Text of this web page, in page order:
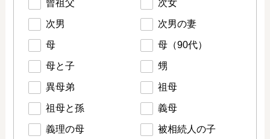
曾祖父 次女
次男 次男の妻
母 母（90代）
母と子 甥
異母弟 祖母
祖母と孫 義母
義理の母 被相続人の子